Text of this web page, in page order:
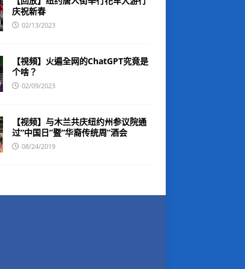
庆祝新春
02/13/2023
【視頻】火遍全网的ChatGPT究竟是
个啥？
02/09/2023
【视频】与木兰共庆纽约州参议院通
过“中国日”暨“华裔传统周”酒会
08/24/2019